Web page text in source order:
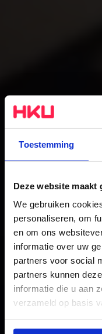
Toestemming
Deze website maakt
We gebruiken
personaliseren, om
en om ons
informatie over uw
partners voor social
partners kunnen
informatie die u aan
verzameld op basis
Wil je meer weten of
Media
The